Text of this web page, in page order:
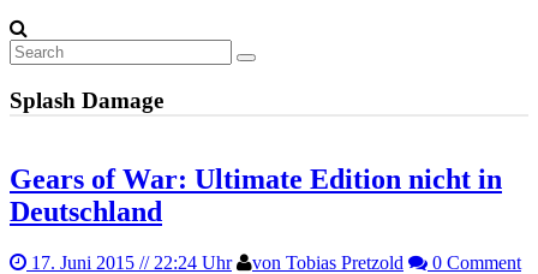
Splash Damage
Gears of War: Ultimate Edition nicht in
Deutschland
17. Juni 2015 // 22:24 Uhr von Tobias Pretzold
0 Comment